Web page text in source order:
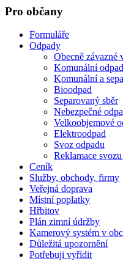
Pro občany
Formuláře
Odpady
Obecně závazné
Komunální
Komunální a
Bioodpad
Separovaný sběr
Nebezpečné
Velkoobjemové
Elektroodpad
Svoz odpadu
Reklamace
Ceník
Služby, obchody, firmy
Veřejná doprava
Místní poplatky
Hřbitov
Plán zimní údržby
Kamerový systém v
Důležitá upozornění
Potřebuji vyřídit